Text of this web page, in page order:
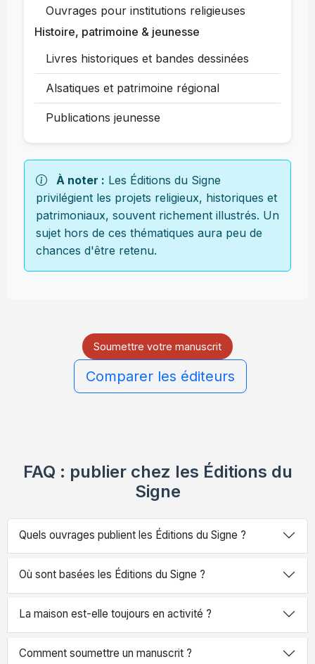
Ouvrages pour institutions religieuses
Histoire, patrimoine & jeunesse
Livres historiques et bandes dessinées
Alsatiques et patrimoine régional
Publications jeunesse
À noter : Les Éditions du Signe
privilégient les projets religieux, historiques et
patrimoniaux, souvent richement illustrés. Un
sujet hors de ces thématiques aura peu de
chances d'être retenu.
Soumettre votre manuscrit
Comparer les éditeurs
FAQ : publier chez les Éditions du
Signe
Quels ouvrages publient les Éditions du Signe ?
Où sont basées les Éditions du Signe ?
La maison est-elle toujours en activité ?
Comment soumettre un manuscrit ?